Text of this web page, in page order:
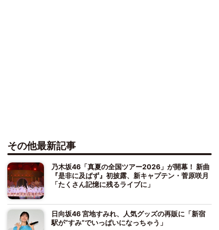
その他最新記事
乃木坂46「真夏の全国ツアー2026」が開幕！ 新曲
『是非に及ばず』初披露、新キャプテン・菅原咲月
「たくさん記憶に残るライブに」
日向坂46 宮地すみれ、人気グッズの再販に「新宿
駅が“すみ”でいっぱいになっちゃう」